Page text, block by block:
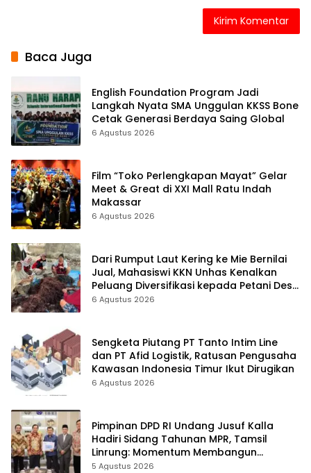
Baca Juga
English Foundation Program Jadi
Langkah Nyata SMA Unggulan KKSS Bone
Cetak Generasi Berdaya Saing Global
6 Agustus 2026
Film “Toko Perlengkapan Mayat” Gelar
Meet & Great di XXI Mall Ratu Indah
Makassar
6 Agustus 2026
Dari Rumput Laut Kering ke Mie Bernilai
Jual, Mahasiswi KKN Unhas Kenalkan
Peluang Diversifikasi kepada Petani Desa
Baruga
6 Agustus 2026
Sengketa Piutang PT Tanto Intim Line
dan PT Afid Logistik, Ratusan Pengusaha
Kawasan Indonesia Timur Ikut Dirugikan
6 Agustus 2026
Pimpinan DPD RI Undang Jusuf Kalla
Hadiri Sidang Tahunan MPR, Tamsil
Linrung: Momentum Membangun
Solidaritas Kepemimpinan Bangsa
5 Agustus 2026